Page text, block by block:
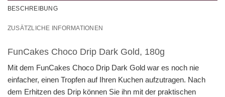
BESCHREIBUNG
ZUSÄTZLICHE INFORMATIONEN
FunCakes Choco Drip Dark Gold, 180g
Mit dem FunCakes Choco Drip Dark Gold war es noch nie
einfacher, einen Tropfen auf Ihren Kuchen aufzutragen. Nach
dem Erhitzen des Drip können Sie ihn mit der praktischen